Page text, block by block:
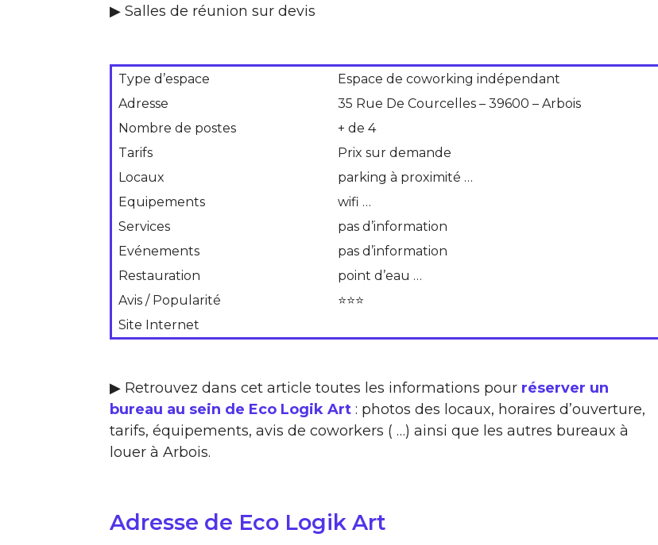
▶ Salles de réunion sur devis
Type d’espace
Espace de coworking indépendant
Adresse
35 Rue De Courcelles – 39600 – Arbois
Nombre de postes
+ de 4
Tarifs
Prix sur demande
Locaux
parking à proximité …
Equipements
wifi …
Services
pas d’information
Evénements
pas d’information
Restauration
point d’eau …
Avis / Popularité
⭐⭐⭐
Site Internet
▶ Retrouvez dans cet article toutes les informations pour réserver un
bureau au sein de Eco Logik Art : photos des locaux, horaires d’ouverture,
tarifs, équipements, avis de coworkers ( …) ainsi que les autres bureaux à
louer à Arbois.
Adresse de Eco Logik Art